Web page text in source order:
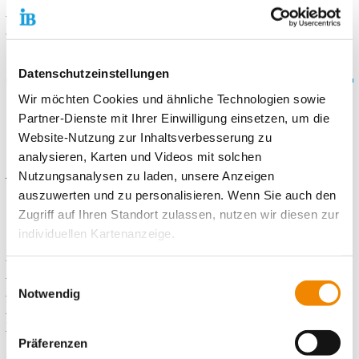
Datenschutzeinstellungen
Wir möchten Cookies und ähnliche Technologien sowie
Partner-Dienste mit Ihrer Einwilligung einsetzen, um die
Website-Nutzung zur Inhaltsverbesserung zu
analysieren, Karten und Videos mit solchen
Nutzungsanalysen zu laden, unsere Anzeigen
auszuwerten und zu personalisieren. Wenn Sie auch den
Zugriff auf Ihren Standort zulassen, nutzen wir diesen zur
individuellen Kartenanzeige.
unsere Partner Daten wie Ihre IP-Adresse und
verarbeiten diese zusammen mit Daten von anderen
Websites. Die Partner erkennen mitunter auch, wenn Sie
zum Website-Besuch verschiedene Geräte verwenden,
Einwilligungsauswahl
Notwendig
Präferenzen
Hamburg-Bergedorf
Mobile Familienhilfe für Geflüchtete • Hamburg-Bergedorf
Bezirk Mitte
Schulprojekte
Kognitive Förderung und soziales Training für Mädchen und
Jungen mit besonders herausforderndem Verhalten, um ihnen
die erfolgreiche Teilnahme am Bildungssystem zu ermöglichen.
Die Kinder werden in Kleingruppen betreut. Zusätzlich erhalten
die Eltern Unterstützung in ihren Erziehungsaufgaben.
Grundschulprojekt • Hamburg-Billstedt
Soziale Lerngruppe Schule Osterbrook • Hamburg-Hamm
Integrative Lerngruppe Schule auf der Veddel • Hamburg-